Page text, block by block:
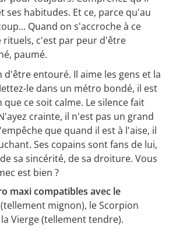
ses habitudes. Et ce, parce qu'au
Quand on s'accroche à ce
rituels, c'est par peur d'être
paumé.
d'être entouré. Il aime les gens et la
le dans un métro bondé, il est
ce soit calme. Le silence fait
crainte, il n'est pas un grand
que quand il est à l'aise, il
Ses copains sont fans de lui,
sa sincérité, de sa droiture. Vous
est bien ?
maxi compatibles avec le
mignon), le Scorpion
Vierge (tellement tendre).